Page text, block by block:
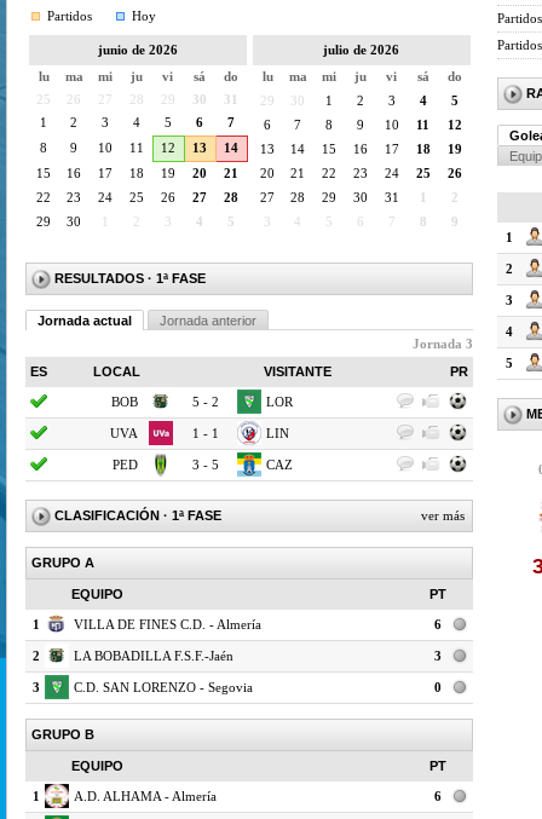
Partidos
Hoy
junio de 2026
lu
ma mi ju vi sá
do
25
26 27 28 29 30
31
1
2 3 4 5 6
7
8
9 10 11 12 13
14
15
16 17 18 19 20
21
22
23 24 25 26 27
28
29
30 2 3 4 5
julio de 2026
lu
ma mi ju vi sá
do
29
30 1 2 3 4
5
6
7 8 9 10 11
12
13
14 15 16 17 18
19
20
21 22 23 24 25
26
27
28 29 30 31
2
3
4 5 6 7 8 9
RESULTADOS · 1ª FASE
Jornada actual
Jornada anterior
Jornada 3
ES
LOCAL VISITANTE PR
BOB 5 - 2 LOR
UVA 1 - 1 LIN
PED 3 - 5 CAZ
CLASIFICACIÓN · 1ª FASE ver más
GRUPO A
EQUIPO PT
1 VILLA DE FINES C.D. - Almería 6
2 LA BOBADILLA F.S.F.-Jaén 3
3 C.D. SAN LORENZO - Segovia 0
GRUPO B
EQUIPO PT
1 A.D. ALHAMA - Almería 6
1
2
3
4
5